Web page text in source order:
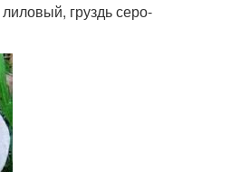
груздь серо-